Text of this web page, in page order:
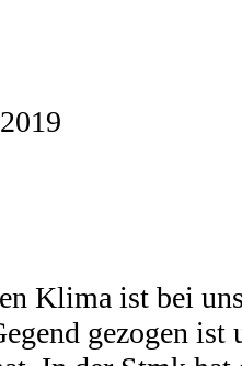
Klima ist bei
gezogen ist